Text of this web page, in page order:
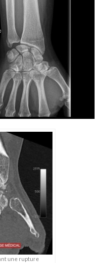
une rupture